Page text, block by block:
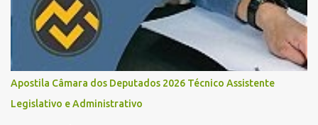
marque seu progresso (Teoria / Resumo / Questões). Isso evita que
você perca tempo com conteúdos irrelevantes e garante que você
bata todo o conteúdo programático. Palavras-chave para o seu
sucesso: Cronograma de estudos dinâmico; Técnica Pomodoro
para foco total; Foco em disciplinas básicas (Português, RLM e
Direito Administrativo). 🔄 2. Revisão Espaç...
Apostila Câmara dos Deputados 2026 Técnico Assistente
Legislativo e Administrativo